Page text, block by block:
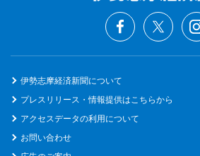
伊勢志摩経済新聞について
プレスリリース・情報提供はこちらから
アクセスデータの利用について
お問い合わせ